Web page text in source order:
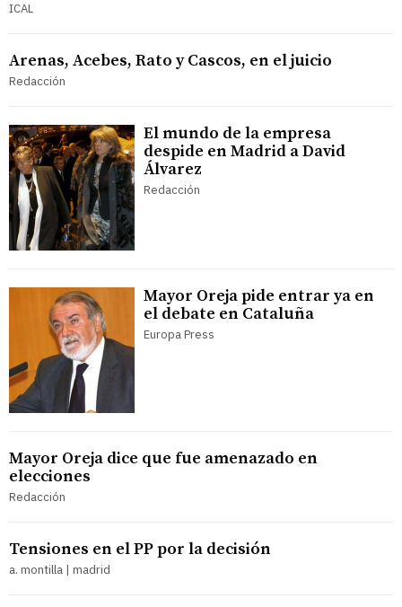
ICAL
Arenas, Acebes, Rato y Cascos, en el juicio
Redacción
El mundo de la empresa
despide en Madrid a David
Álvarez
Redacción
Mayor Oreja pide entrar ya en
el debate en Cataluña
Europa Press
Mayor Oreja dice que fue amenazado en
elecciones
Redacción
Tensiones en el PP por la decisión
a. montilla | madrid